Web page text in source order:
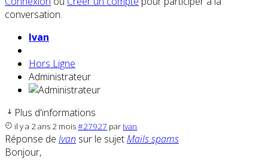
conversation.
Ivan
Hors Ligne
Administrateur
Plus d'informations
il y a 2 ans 2 mois#27927 par Ivan
Réponse de Ivan sur le sujetMails spams
Bonjour,